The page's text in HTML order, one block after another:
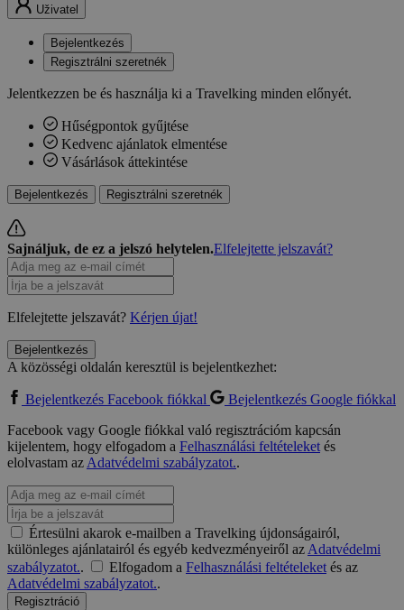
Uživatel
Bejelentkezés
Regisztrálni szeretnék
Jelentkezzen be és használja ki a Travelking minden előnyét.
Hűségpontok gyűjtése
Kedvenc ajánlatok elmentése
Vásárlások áttekintése
Bejelentkezés Regisztrálni szeretnék
Sajnáljuk, de ez a jelszó helytelen.Elfelejtette jelszavát?
Elfelejtette jelszavát? Kérjen újat!
Bejelentkezés
A közösségi oldalán keresztül is bejelentkezhet:
Bejelentkezés Facebook fiókkal
Bejelentkezés Google fiókkal
Facebook vagy Google fiókkal való regisztrációm kapcsán
kijelentem, hogy elfogadom a Felhasználási feltételeketés
elolvastam azAdatvédelmi szabályzatot..
Értesülni akarok e-mailben a Travelking újdonságairól,
különleges ajánlatairól és egyéb kedvezményeiről azAdatvédelmi
szabályzatot.. Elfogadom a Felhasználási feltételeketés az
Adatvédelmi szabályzatot..
Regisztráció